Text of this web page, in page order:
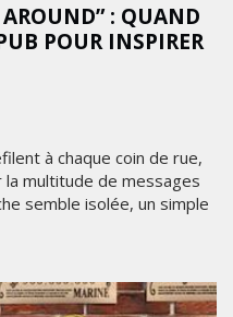
: QUAND
POUR INSPIRER
à chaque coin de rue,
multitude de messages
semble isolée, un simple